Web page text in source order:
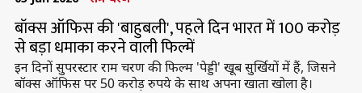
बॉक्स ऑफिस की 'बाहुबली', पहले दिन भारत में 100 करोड़
से बड़ा धमाका करने वाली फिल्में
इन दिनों सुपरस्टार राम चरण की फिल्म 'पेड्डी' खूब सुर्खियों में हैं, जिसने
बॉक्स ऑफिस पर 50 करोड़ रुपये के साथ अपना खाता खोला है।